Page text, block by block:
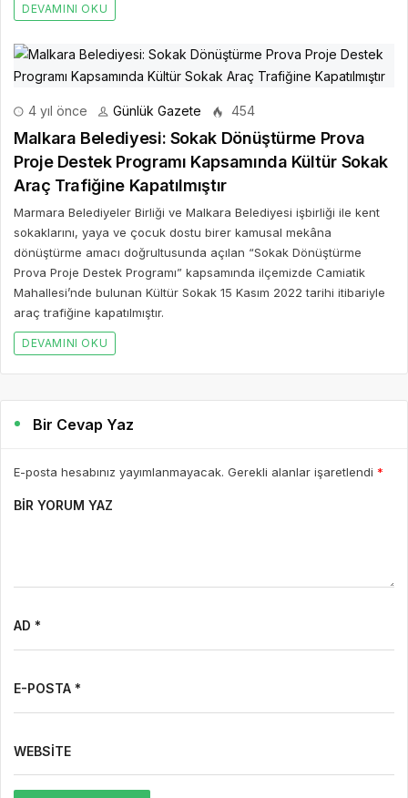
DEVAMINI OKU
4 yıl önce Günlük Gazete 454
Malkara Belediyesi: Sokak Dönüştürme Prova
Proje Destek Programı Kapsamında Kültür Sokak
Araç Trafiğine Kapatılmıştır
Marmara Belediyeler Birliği ve Malkara Belediyesi işbirliği ile kent
sokaklarını, yaya ve çocuk dostu birer kamusal mekâna
dönüştürme amacı doğrultusunda açılan “Sokak Dönüştürme
Prova Proje Destek Programı” kapsamında ilçemizde Camiatik
Mahallesi’nde bulunan Kültür Sokak 15 Kasım 2022 tarihi itibariyle
araç trafiğine kapatılmıştır.
DEVAMINI OKU
Bir Cevap Yaz
E-posta hesabınız yayımlanmayacak. Gerekli alanlar işaretlendi *
BIR YORUM YAZ
AD *
E-POSTA *
WEBSITE